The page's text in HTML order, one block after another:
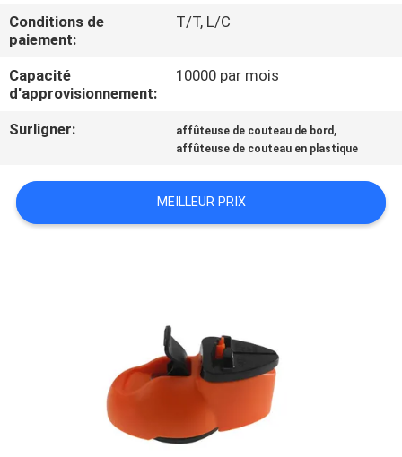
CONTRÔLE
DE
LA
QUALITÉ
NOUS
CONTACTER
DEMANDEZ
Conditions de
paiement:
T/T, L/C
Capacité
d'approvisionnement:
10000 par mois
Surligner: affûteuse de couteau de bord ,
affûteuse de couteau en plastique
MEILLEUR PRIX